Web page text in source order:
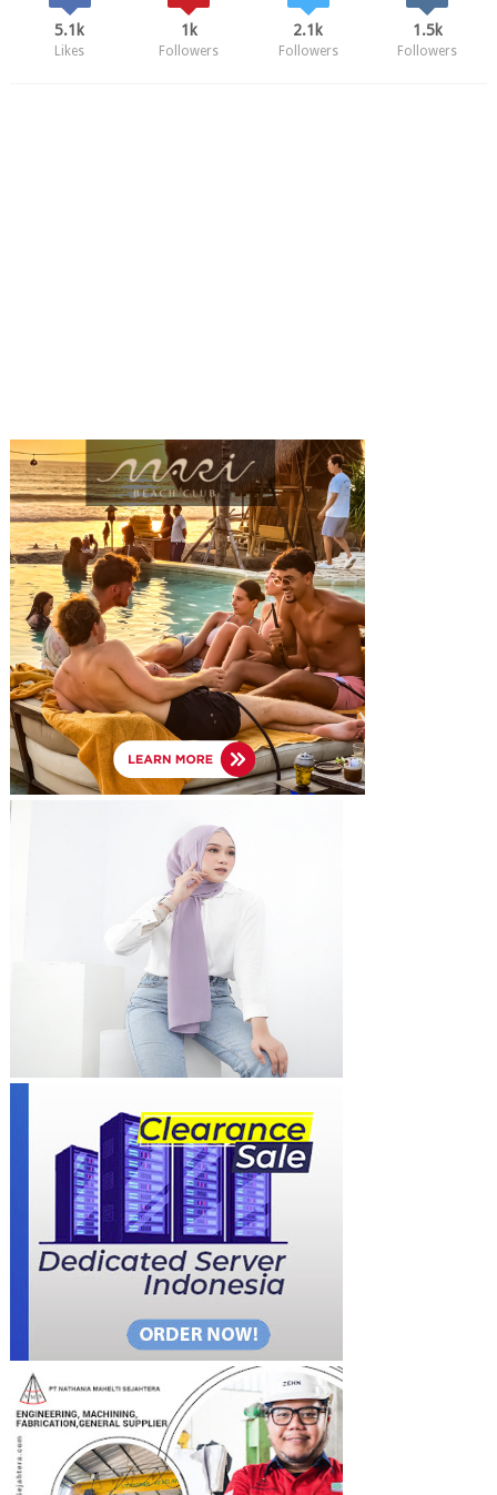
5.1k
Likes
1k
Followers
2.1k
Followers
1.5k
Followers